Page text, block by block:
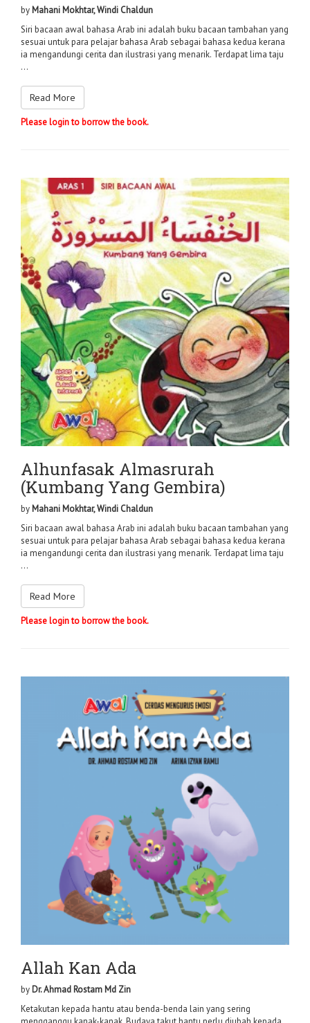
by Mahani Mokhtar, Windi Chaldun
Siri bacaan awal bahasa Arab ini adalah buku bacaan tambahan yang
sesuai untuk para pelajar bahasa Arab sebagai bahasa kedua kerana
ia mengandungi cerita dan ilustrasi yang menarik. Terdapat lima taju
...
Read More
Please login to borrow the book.
Alhunfasak Almasrurah
(Kumbang Yang Gembira)
by Mahani Mokhtar, Windi Chaldun
Siri bacaan awal bahasa Arab ini adalah buku bacaan tambahan yang
sesuai untuk para pelajar bahasa Arab sebagai bahasa kedua kerana
ia mengandungi cerita dan ilustrasi yang menarik. Terdapat lima taju
...
Read More
Please login to borrow the book.
Allah Kan Ada
by Dr. Ahmad Rostam Md Zin
Ketakutan kepada hantu atau benda-benda lain yang sering